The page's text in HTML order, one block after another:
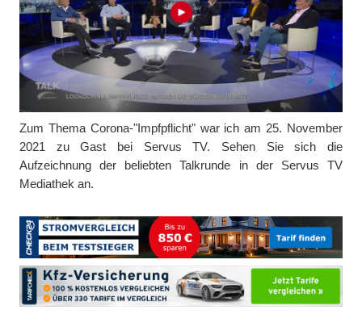
s
e
Zum Thema Corona-"Impfpflicht" war ich am 25. November
2021 zu Gast bei Servus TV. Sehen Sie sich die
Aufzeichnung der beliebten Talkrunde in der Servus TV
Mediathek an.